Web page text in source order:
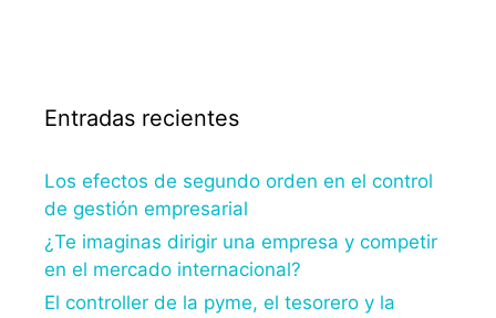
Entradas recientes
Los efectos de segundo orden en el control
de gestión empresarial
¿Te imaginas dirigir una empresa y competir
en el mercado internacional?
El controller de la pyme, el tesorero y la